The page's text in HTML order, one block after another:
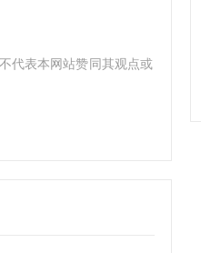
代表本网站赞同其观点或